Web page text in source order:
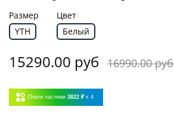
Размер
YTH
Цвет
Белый
15290.00 руб 16990.00 руб
Плати частями 3822 ₽ x 4